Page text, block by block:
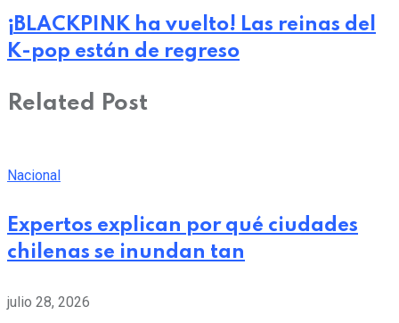
¡BLACKPINK ha vuelto! Las reinas del
K-pop están de regreso
Related Post
Nacional
Expertos explican por qué ciudades
chilenas se inundan tan
julio 28, 2026